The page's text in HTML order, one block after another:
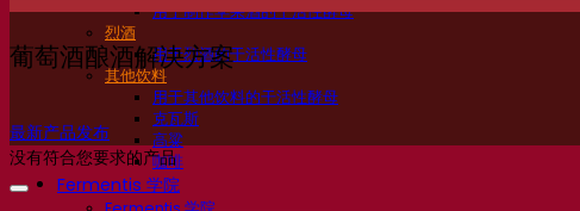
用于制作苹果酒的干活性酵母
烈酒
用于烈酒的干活性酵母
其他饮料
用于其他饮料的干活性酵母
克瓦斯
高粱
咖啡
Fermentis 学院
葡萄酒酿酒解决方案
最新产品发布
没有符合您要求的产品